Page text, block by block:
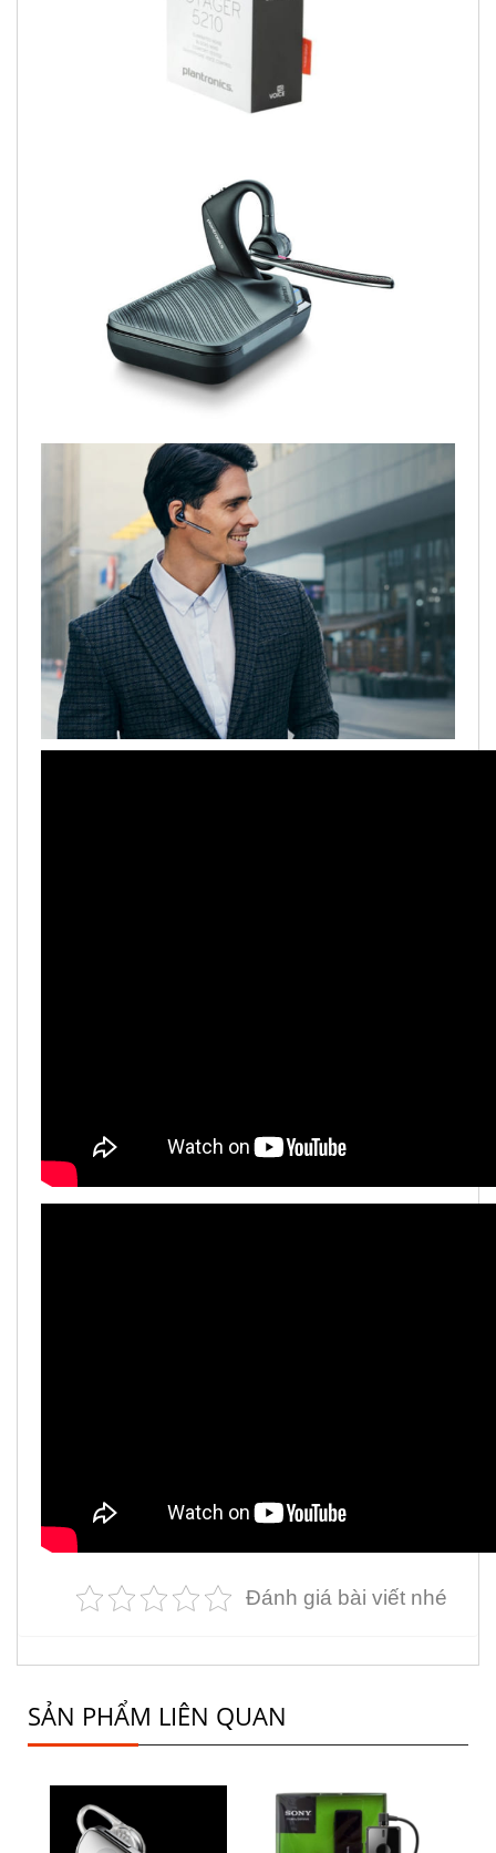
Đánh giá bài viết nhé
SẢN PHẨM LIÊN QUAN